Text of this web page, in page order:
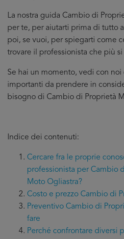
La nostra guida Cambio di
per te, per aiutarti prima di tutto
poi, se vuoi, per spiegarti come
trovare il professionista che più
Se hai un momento, vedi con
importanti da prendere in
bisogno di Cambio di Proprietà
Indice dei contenuti:
Cercare fra le proprie
professionista per Cambio
Moto Ogliastra?
Costo e prezzo Cambio di
Preventivo Cambio di
fare
Perché confrontare diversi